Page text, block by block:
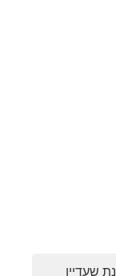
שעדיין